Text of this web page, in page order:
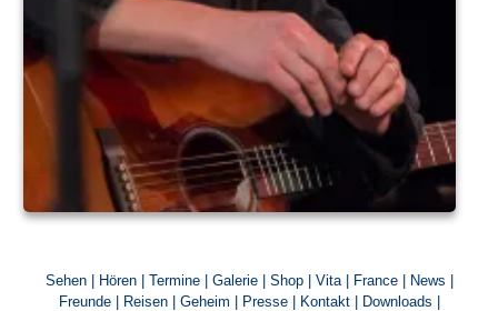
Sehen| Hören| Termine | Galerie| Shop| Vita| France| News |
Freunde| Reisen| Geheim | Presse| Kontakt| Downloads |